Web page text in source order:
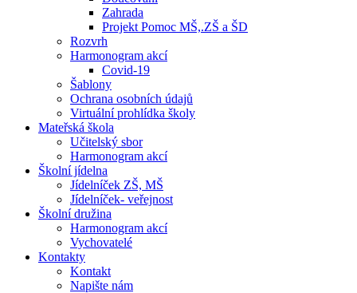
Zahrada
Projekt Pomoc MŠ,.ZŠ a ŠD
Rozvrh
Harmonogram akcí
Covid-19
Šablony
Ochrana osobních údajů
Virtuální prohlídka školy
Mateřská škola
Učitelský sbor
Harmonogram akcí
Školní jídelna
Jídelníček ZŠ, MŠ
Jídelníček- veřejnost
Školní družina
Harmonogram akcí
Vychovatelé
Kontakty
Kontakt
Napište nám